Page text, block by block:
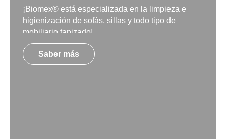
¡Biomex® está especializada en la limpieza e
higienización de sofás, sillas y todo tipo de
mobiliario tapizado!
Saber más